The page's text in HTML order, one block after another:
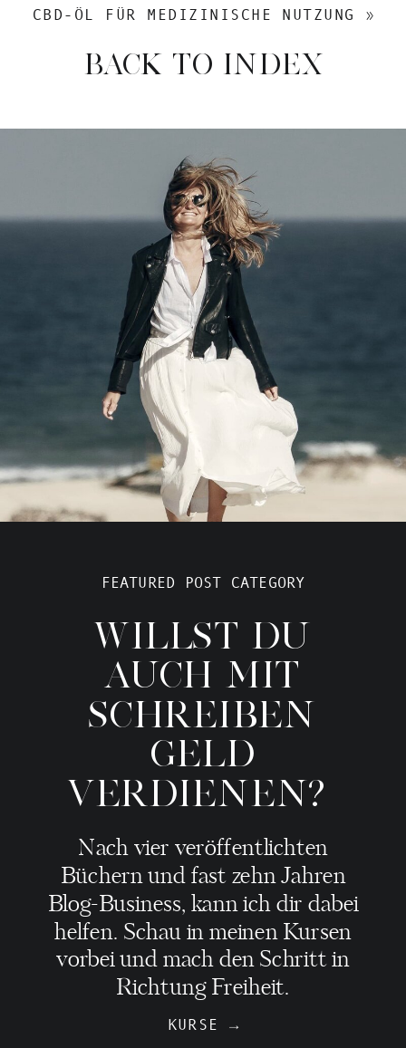
BACK TO INDEX
CBD-ÖL FÜR MEDIZINISCHE NUTZUNG »
FEATURED POST CATEGORY
WILLST DU
AUCH MIT
SCHREIBEN
GELD
VERDIENEN?
Nach vier veröffentlichten
Büchern und fast zehn Jahren
Blog-Business, kann ich dir dabei
helfen. Schau in meinen Kursen
vorbei und mach den Schritt in
Richtung Freiheit.
KURSE →